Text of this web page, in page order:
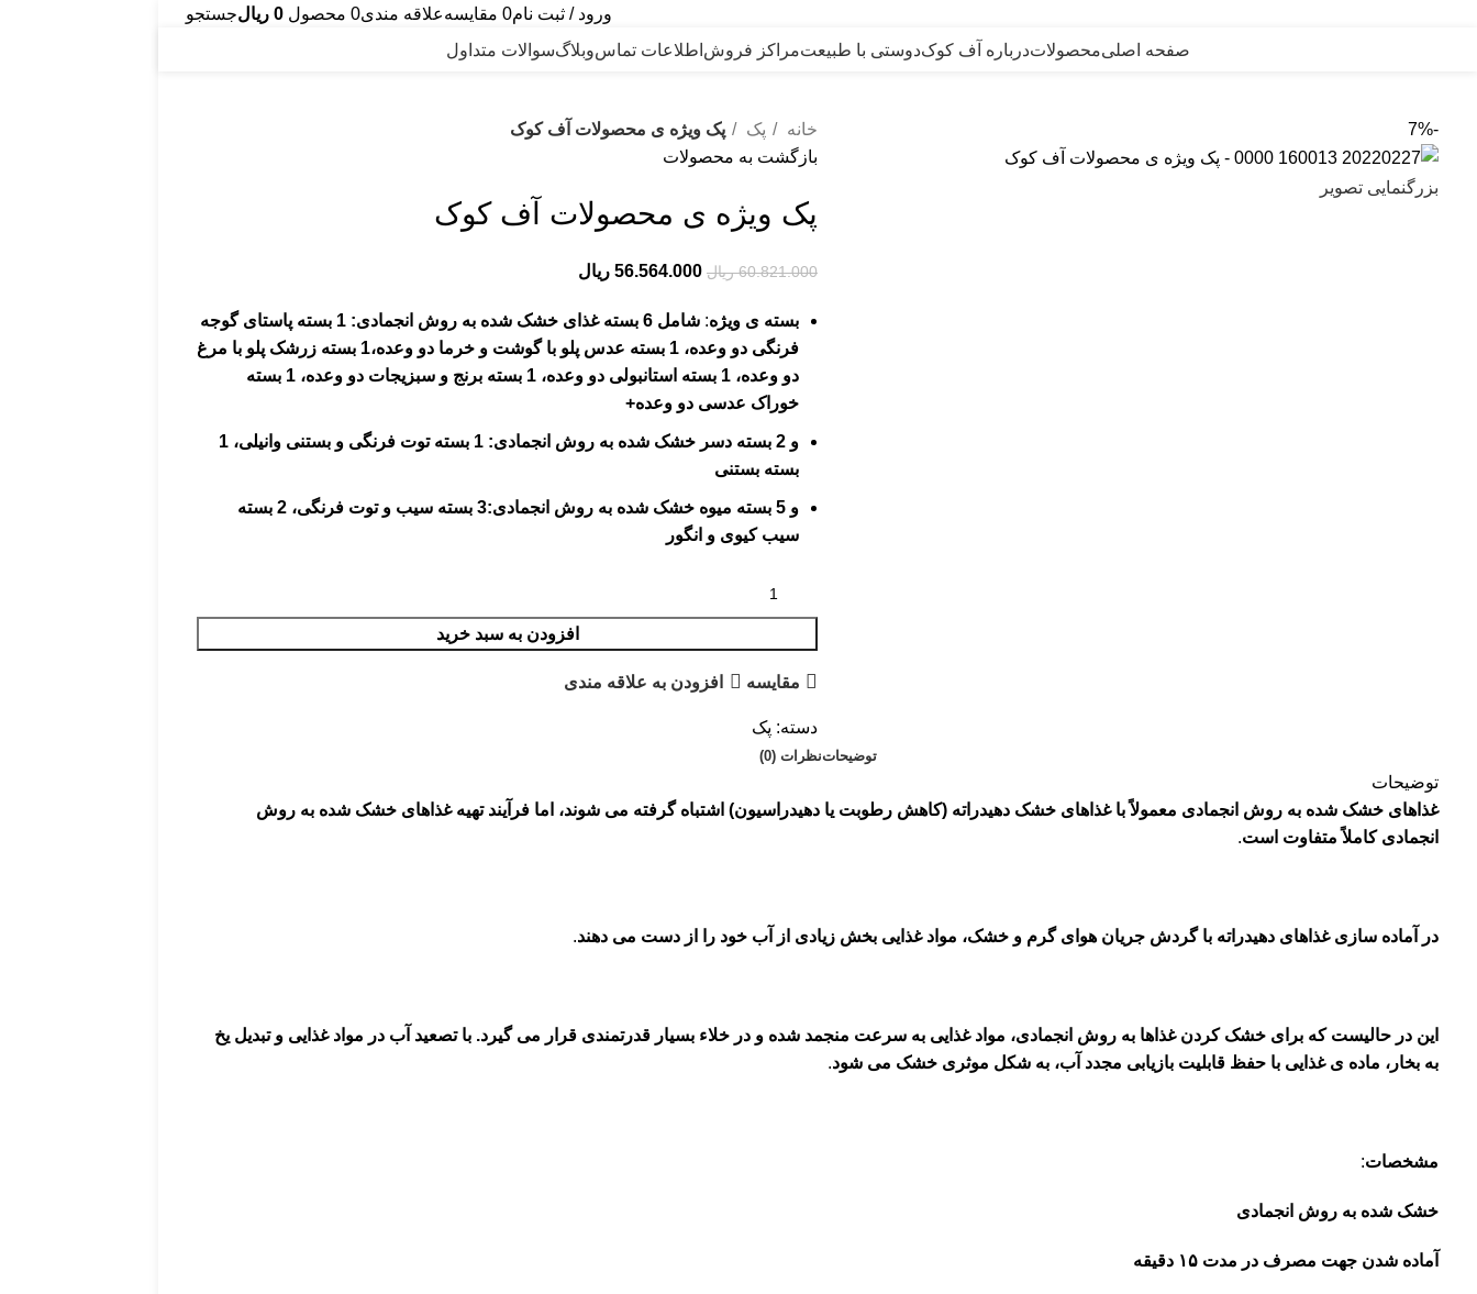
ورود / ثبت نام0 مقایسهعلاقه مندی0 محصول 0 ریالجستجو
صفحه اصلیمحصولاتدرباره آف کوکدوستی با طبیعتمراکز فروش اطلاعات تماسوبلاگسوالات متداول
-7%
بزرگنمایی تصویر
خانه پک
پک ویژه ی محصولات آف کوک
بازگشت به محصولات
پک ویژه ی محصولات آف کوک
60.821.000 ریال 56.564.000 ریال
بسته ی ویژه: شامل 6 بسته غذای خشک شده به روش انجمادی:
1 بسته پاستای گوجه
فرنگی دو وعده، 1 بسته عدس پلو با گوشت و خرما دو وعده،1 بسته زرشک پلو با مرغ
دو وعده، 1 بسته استانبولی دو وعده، 1 بسته برنج و سبزیجات دو وعده، 1 بسته
خوراک عدسی دو وعده+
و 2 بسته دسر خشک شده به روش انجمادی: 1 بسته توت فرنگی و بستنی وانیلی، 1
بسته بستنی
و 5 بسته میوه خشک شده به روش انجمادی:3 بسته سیب و توت فرنگی، 2 بسته
سیب کیوی و انگور
افزودن به سبد خرید
مقایسه افزودن به علاقه مندی
دسته: پک
توضیحاتنظرات (0)
توضیحات
غذاهای خشک شده به روش انجمادی معمولاً با غذاهای خشک دهیدراته (کاهش رطوبت یا دهیدراسیون) اشتباه گرفته می شوند، اما فرآیند تهیه غذاهای خشک شده به روش
انجمادی کاملاً متفاوت است.
در آماده سازی غذاهای دهیدراته با گردش جریان هوای گرم و خشک، مواد غذایی بخش زیادی از آب خود را از دست می دهند.
این در حالیست که برای خشک کردن غذاها به روش انجمادی، مواد غذایی به سرعت منجمد شده و در خلاء بسیار قدرتمندی قرار می گیرد. با تصعید آب در مواد غذایی و تبدیل یخ
به بخار، ماده ی غذایی با حفظ قابلیت بازیابی مجدد آب، به شکل موثری خشک می شود.
مشخصات:
خشک شده به روش انجمادی
آماده شدن جهت مصرف در مدت ۱۵ دقیقه